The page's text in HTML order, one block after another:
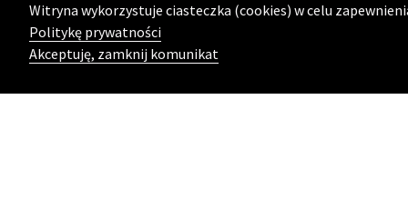
Witryna wykorzystuje ciasteczka (cookies) w celu
Politykę prywatności
Akceptuję, zamknij komunikat